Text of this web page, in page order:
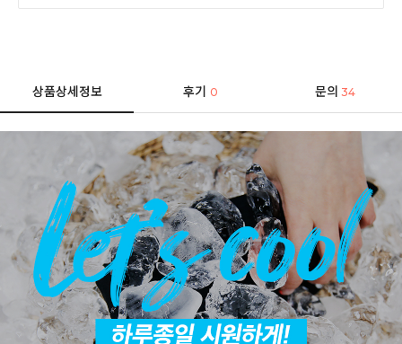
상품상세정보 후기0 문의 34